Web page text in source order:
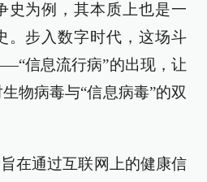
史为例，其本质上也是一
。步入数字时代，这场斗
信息流行病”的出现，让
物病毒与“信息病毒”的双
在通过互联网上的健康信